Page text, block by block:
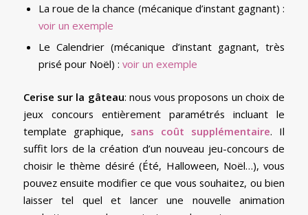
La roue de la chance (mécanique d’instant gagnant) :
voir un exemple
Le Calendrier (mécanique d’instant gagnant, très
prisé pour Noël) : voir un exemple
Cerise sur la gâteau: nous vous proposons un choix de
jeux concours entièrement paramétrés incluant le
template graphique, sans coût supplémentaire. Il
suffit lors de la création d’un nouveau jeu-concours de
choisir le thème désiré (Été, Halloween, Noël…), vous
pouvez ensuite modifier ce que vous souhaitez, ou bien
laisser tel quel et lancer une nouvelle animation